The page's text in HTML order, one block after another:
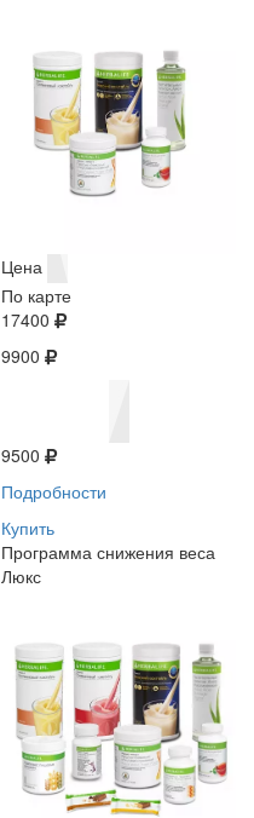
Цена
По карте
17400
9900
9500
Подробности
Купить
Программа снижения веса
Люкс